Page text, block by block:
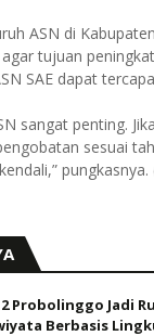
ASN di
tujuan
SAE dapat
sangat penting.
sesuai
pungkasnya.
2 Probolinggo Jadi
Berbasis